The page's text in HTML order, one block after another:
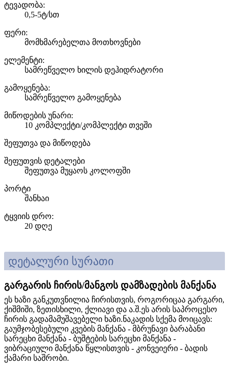
ტევადობა:
0,5-5ტ/სთ
ფერი:
მომხმარებელთა მოთხოვნები
ელემენტი:
სამრეწველო ხილის დეჰიდრატორი
გამოყენება:
სამრეწველო გამოყენება
მიწოდების უნარი:
10 კომპლექტი/კომპლექტი თვეში
შეფუთვა და მიწოდება
შეფუთვის დეტალები
შეფუთვა მუყაოს კოლოფში
პორტი
შანხაი
ტყვიის დრო:
20 დღე
დეტალური სურათი
გარგარის ჩირის/მანგოს დამზადების მანქანა
ეს ხაზი განკუთვნილია ჩირისთვის, როგორიცაა გარგარი,
ქიშმიში, ზეთისხილი, ქლიავი და ა.შ.ეს არის საპროცესო
ჩირის გადამამუშავებელი ხაზი.ნაკადის სქემა მოიცავს:
გაუმჯობესებული კვების მანქანა - მბრუნავი ბარაბანი
სარეცხი მანქანა - ბუშტების სარეცხი მანქანა -
ვიბრაციული მანქანა წყლისთვის - კონვეიერი - ბადის
ქამარი საშრობი.